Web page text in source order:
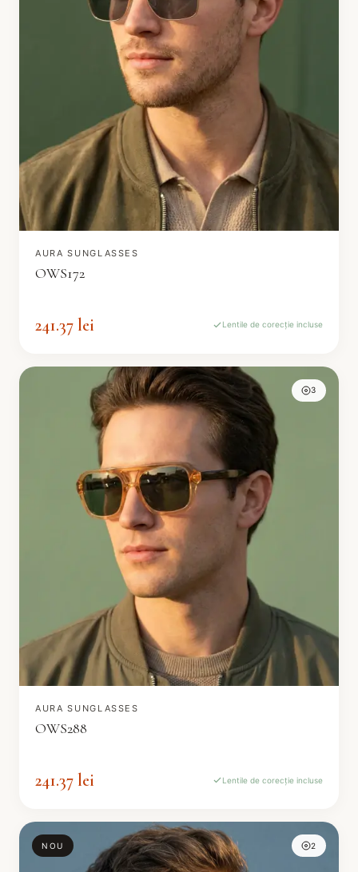
AURA SUNGLASSES
OWS172
241.37 lei Lentile de corecție incluse
3
AURA SUNGLASSES
OWS288
241.37 lei Lentile de corecție incluse
NOU 2